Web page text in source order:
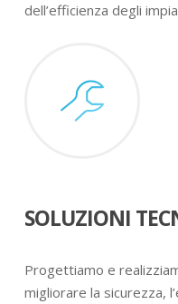
dell’efficienza degli
SOLUZIONI
Progettiamo e
migliorare la sicurezza,